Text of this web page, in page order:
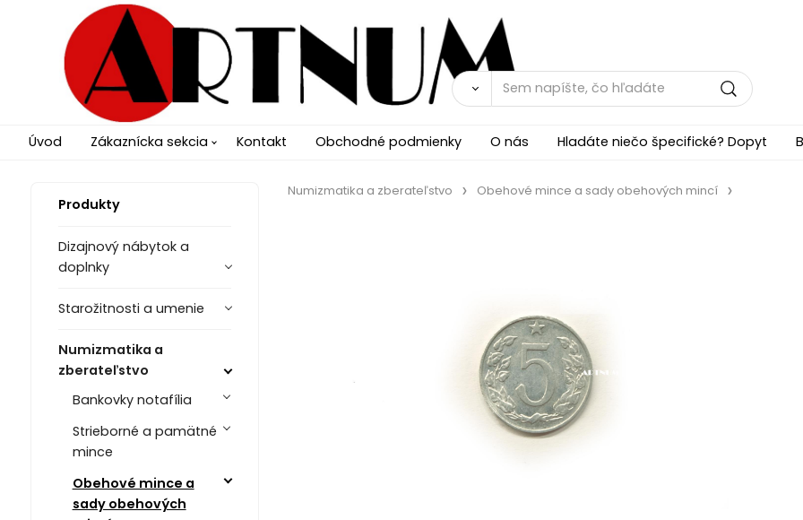
Úvod Zákaznícka sekcia Kontakt Obchodné podmienky O nás Hladáte niečo špecifické? Dopyt
Produkty
Dizajnový nábytok a
doplnky
Starožitnosti a umenie
Numizmatika a
zberateľstvo
Bankovky notafília
Strieborné a pamätné
mince
Obehové mince a
sady obehových
Numizmatika a zberateľstvo Obehové mince a sady obehových mincí